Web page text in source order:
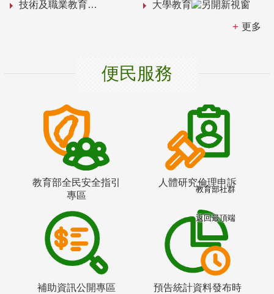
技術及職業教育 大學教育
更多
便民服務
教育部全民安全指引
專區
人體研究倫理申訴
補助資訊公開專區
預告統計資料發布時
教育部社群
返回最頂端